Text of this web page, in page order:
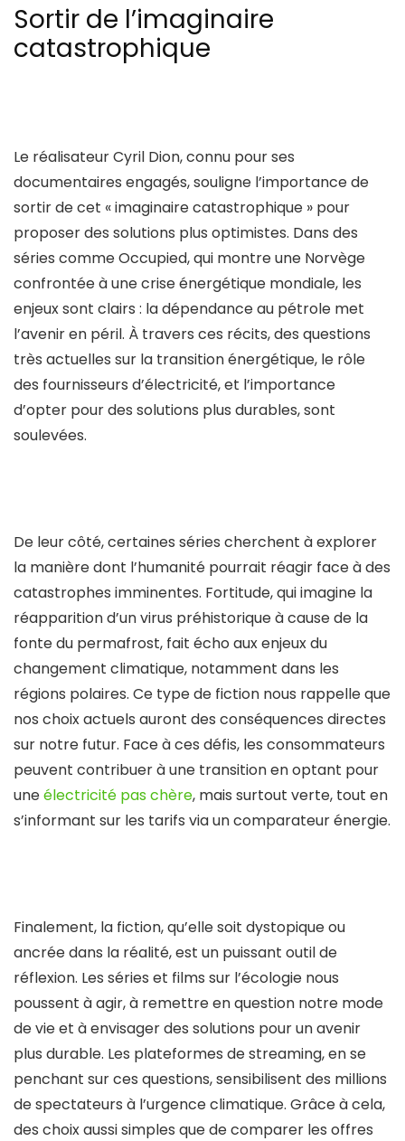
Sortir de l’imaginaire
catastrophique
Le réalisateur Cyril Dion, connu pour ses
documentaires engagés, souligne l’importance de
sortir de cet « imaginaire catastrophique » pour
proposer des solutions plus optimistes. Dans des
séries comme Occupied, qui montre une Norvège
confrontée à une crise énergétique mondiale, les
enjeux sont clairs : la dépendance au pétrole met
l’avenir en péril. À travers ces récits, des questions
très actuelles sur la transition énergétique, le rôle
des fournisseurs d’électricité, et l’importance
d’opter pour des solutions plus durables, sont
soulevées.
De leur côté, certaines séries cherchent à explorer
la manière dont l’humanité pourrait réagir face à des
catastrophes imminentes. Fortitude, qui imagine la
réapparition d’un virus préhistorique à cause de la
fonte du permafrost, fait écho aux enjeux du
changement climatique, notamment dans les
régions polaires. Ce type de fiction nous rappelle que
nos choix actuels auront des conséquences directes
sur notre futur. Face à ces défis, les consommateurs
peuvent contribuer à une transition en optant pour
uneélectricité pas chère, mais surtout verte, tout en
s’informant sur les tarifs via un comparateur énergie.
Finalement, la fiction, qu’elle soit dystopique ou
ancrée dans la réalité, est un puissant outil de
réflexion. Les séries et films sur l’écologie nous
poussent à agir, à remettre en question notre mode
de vie et à envisager des solutions pour un avenir
plus durable. Les plateformes de streaming, en se
penchant sur ces questions, sensibilisent des millions
de spectateurs à l’urgence climatique. Grâce à cela,
des choix aussi simples que de comparer les offres